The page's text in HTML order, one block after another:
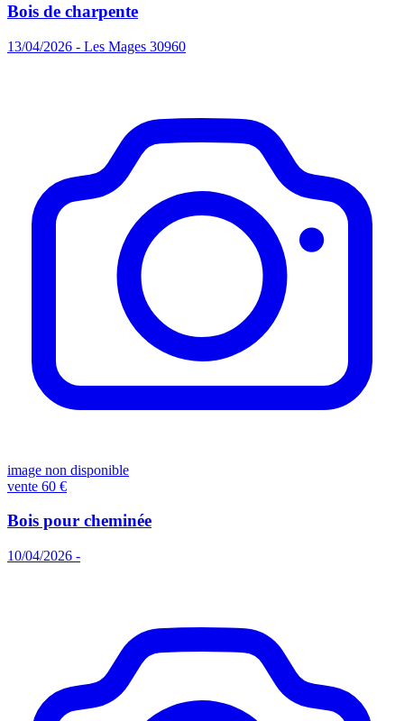
Bois de charpente
13/04/2026 - Les Mages 30960
image non disponible
vente 60 €
Bois pour cheminée
10/04/2026 -